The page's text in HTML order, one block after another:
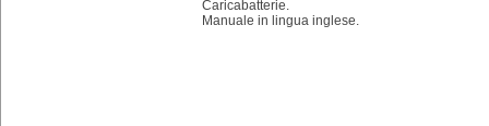
Caricabatterie.
Manuale in lingua inglese.